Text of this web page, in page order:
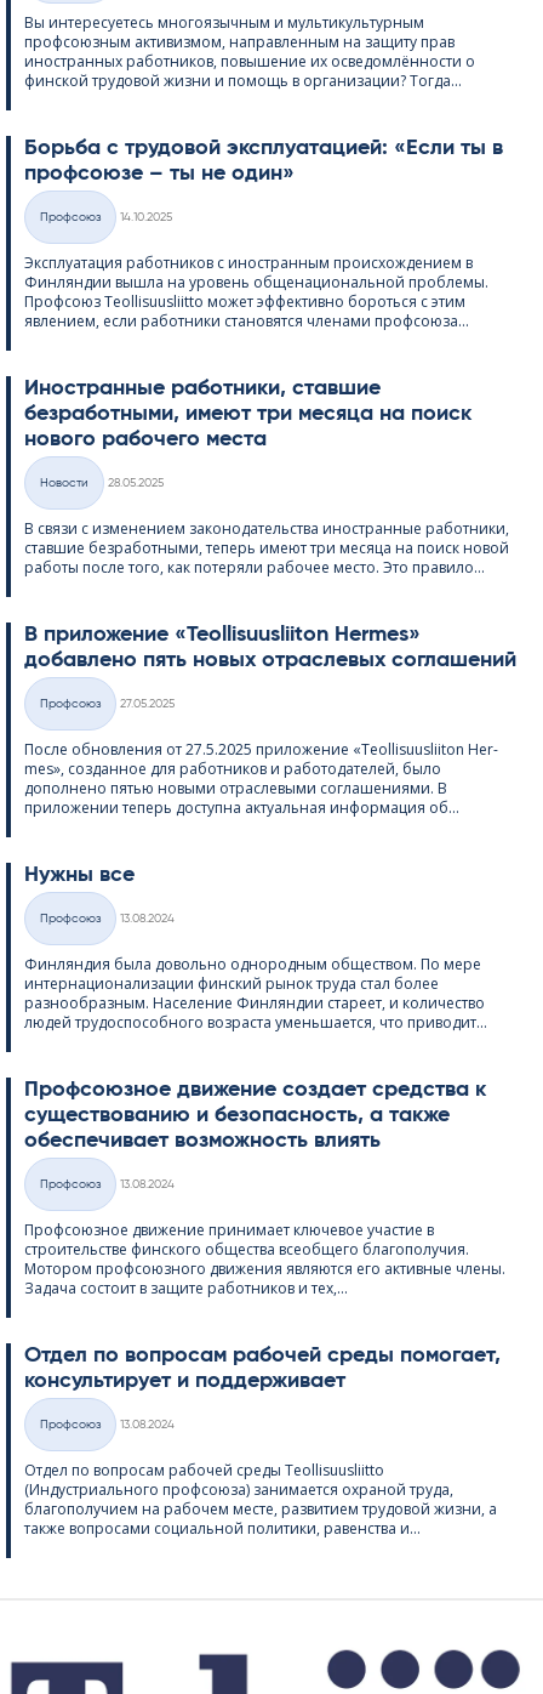
Вы интересуетесь многоязычным и мультикультурным
профсоюзным активизмом, направленным на защиту прав
иностранных работников, повышение их осведомлённости о
финской трудовой жизни и помощь в организации? Тогда...
Борьба с трудовой эксплуатацией: «Если ты в
профсоюзе – ты не один»
Категории
Профсоюз
14.10.2025
Эксплуатация работников с иностранным происхождением в
Финляндии вышла на уровень общенациональной проблемы.
Профсоюз Teol­li­suus­liitto может эффективно бороться с этим
явлением, если работники становятся членами профсоюза...
Иностранные работники, ставшие
безработными, имеют три месяца на поиск
нового рабочего места
Категории
Hовости
28.05.2025
В связи с изменением законодательства иностранные работники,
ставшие безработными, теперь имеют три месяца на поиск новой
работы после того, как потеряли рабочее место. Это правило...
В приложение «Teol­li­suus­lii­ton Her­mes»
добавлено пять новых отраслевых соглашений
Категории
Профсоюз
27.05.2025
После обновления от 27.5.2025 приложение «Teol­li­suus­lii­ton Her­
mes», созданное для работников и работодателей, было
дополнено пятью новыми отраслевыми соглашениями. В
приложении теперь доступна актуальная информация об...
Нужны все
Категории
Профсоюз
13.08.2024
Финляндия была довольно однородным обществом. По мере
интернационализации финский рынок труда стал более
разнообразным. Население Финляндии стареет, и количество
людей трудоспособного возраста уменьшается, что приводит...
Профсоюзное движение создает средства к
существованию и безопасность, а также
обеспечивает возможность влиять
Категории
Профсоюз
13.08.2024
Профсоюзное движение принимает ключевое участие в
строительстве финского общества всеобщего благополучия.
Мотором профсоюзного движения являются его активные члены.
Задача состоит в защите работников и тех,...
Отдел по вопросам рабочей среды помогает,
консультирует и поддерживает
Категории
Профсоюз
13.08.2024
Отдел по вопросам рабочей среды Teol­li­suus­liitto
(Индустриального профсоюза) занимается охраной труда,
благополучием на рабочем месте, развитием трудовой жизни, а
также вопросами социальной политики, равенства и...